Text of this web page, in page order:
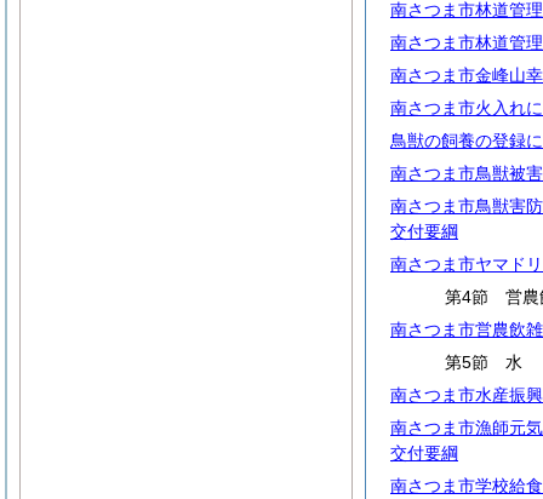
南さつま市林道管
南さつま市林道管
南さつま市金峰山
南さつま市火入れ
鳥獣の飼養の登録
南さつま市鳥獣被
南さつま市鳥獣害
交付要綱
南さつま市ヤマド
第4節 営農
南さつま市営農飲
第5節 水
南さつま市水産振
南さつま市漁師元
交付要綱
南さつま市学校給